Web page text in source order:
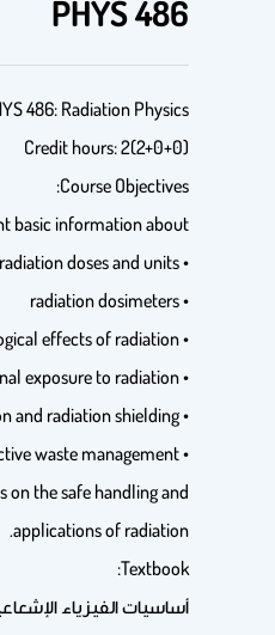
PHYS 486
486: Radiation Physics
Credit hours: 2(2+0+0)
Course Objectives:
basic information about:
• radiation quantities, radiation doses and units
• radiation dosimeters
• biological effects of radiation
• internal and external exposure to radiation
• protection against radiation and radiation shielding
• protection from various sources of radiation, radioactive decontamination and radioactive waste management
on the safe handling and
applications of radiation.
Textbook:
أساسيات الفيزياء